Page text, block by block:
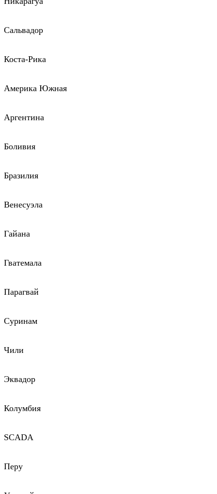
Сальвадор
Коста-Рика
Америка Южная
Аргентина
Боливия
Бразилия
Венесуэла
Гайана
Гватемала
Парагвай
Суринам
Чили
Эквадор
Колумбия
SCADA
Перу